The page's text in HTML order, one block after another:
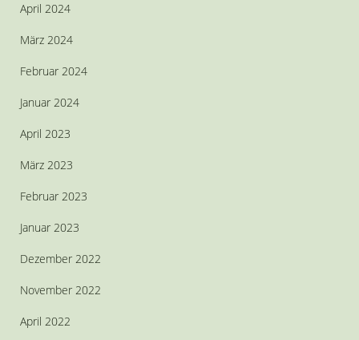
April 2024
März 2024
Februar 2024
Januar 2024
April 2023
März 2023
Februar 2023
Januar 2023
Dezember 2022
November 2022
April 2022